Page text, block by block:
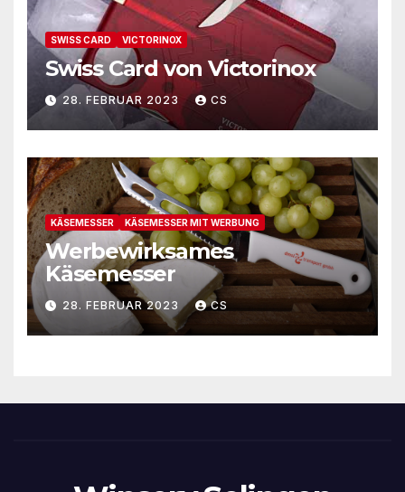
SWISS CARD VICTORINOX
Swiss Card von Victorinox
28. FEBRUAR 2023 CS
KÄSEMESSER KÄSEMESSER MIT WERBUNG
Werbewirksames
Käsemesser
28. FEBRUAR 2023 CS